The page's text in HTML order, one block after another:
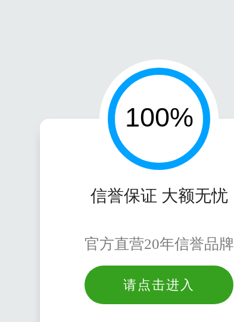
信誉保证 大额无忧
官方直营20年信誉品牌
请点击进入